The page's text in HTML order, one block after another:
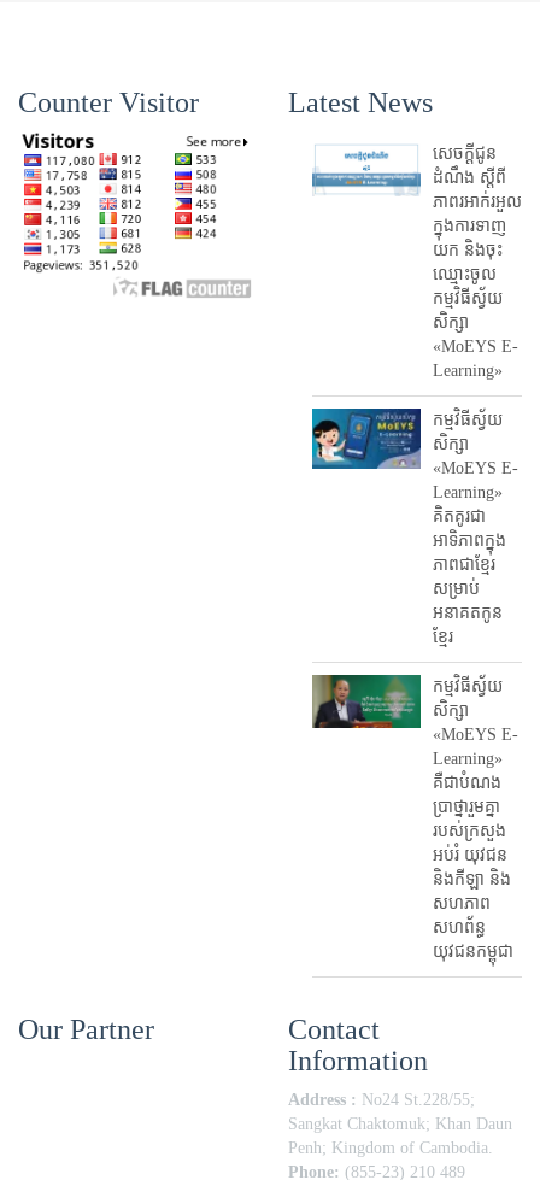
Counter Visitor Latest News
សេចក្តីជូន
ដំណឹង ស្តី​ពី
ភាព​រអាក់រអួល​
ក្នុងការ​ទាញ​
យក និង​ចុះ​
ឈ្មោះ​ចូល​
កម្មវិធី​ស្វ័យ
សិក្សា
«MoEYS E-
Learning»
កម្មវិធីស្វ័យ
សិក្សា
«MoEYS E-
Learning»
គិតគូរជា
អាទិភាពក្នុង
ភាពជាខ្មែរ
សម្រាប់
អនាគតកូន
ខ្មែរ
កម្មវិធីស្វ័យ
សិក្សា
«MoEYS E-
Learning»
គឺជាបំណង
ប្រាថ្នារួមគ្នា
របស់ក្រសួង
អប់រំ​ យុវជន
និងកីឡា និង
សហភាព
សហព័ន្ធ
យុវជនកម្ពុជា
Our Partner
Contact
Information
Address : No24 St.228/55;
Sangkat Chaktomuk; Khan Daun
Penh; Kingdom of Cambodia.
Phone: (855-23) 210 489